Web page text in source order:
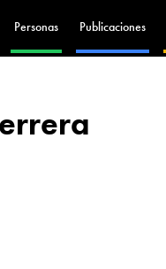
Personas Publicaciones